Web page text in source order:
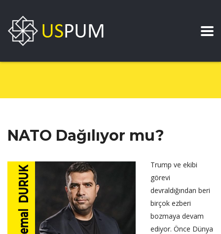
NATO Dağılıyor mu?
Trump ve ekibi
görevi
devraldığından beri
birçok ezberi
bozmaya devam
ediyor. Önce Dünya